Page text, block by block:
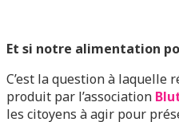
Et si notre alimentation
C’est la question à laquelle
produit par l’association
les citoyens à agir pour